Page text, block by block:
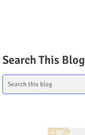
Search This Blog